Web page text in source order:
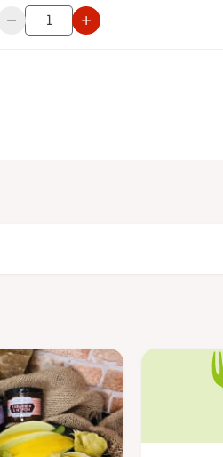
Använd knapparna för att
Italienskt fat, 178.86 kronor